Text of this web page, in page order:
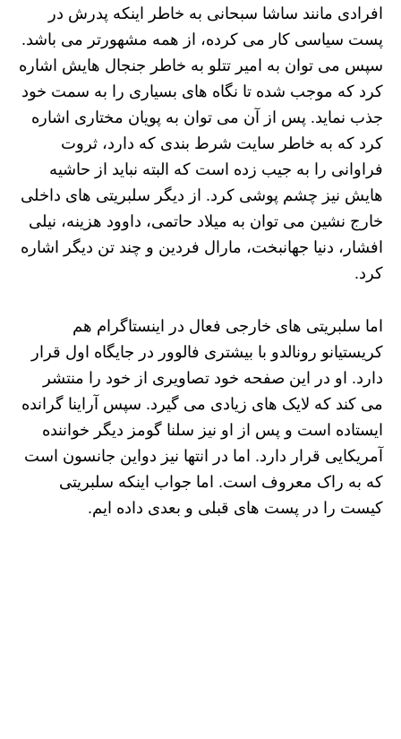
افرادی مانند ساشا سبحانی به خاطر اینکه پدرش در
پست سیاسی کار می کرده، از همه مشهورتر می باشد.
سپس می توان به امیر تتلو به خاطر جنجال هایش اشاره
کرد که موجب شده تا نگاه های بسیاری را به سمت خود
جذب نماید. پس از آن می توان به پویان مختاری اشاره
کرد که به خاطر سایت شرط بندی که دارد، ثروت
فراوانی را به جیب زده است که البته نباید از حاشیه
هایش نیز چشم پوشی کرد. از دیگر سلبریتی های داخلی
خارج نشین می توان به میلاد حاتمی، داوود هزینه، نیلی
افشار، دنیا جهانبخت، مارال فردین و چند تن دیگر اشاره
کرد.
اما سلبریتی های خارجی فعال در اینستاگرام هم
کریستیانو رونالدو با بیشتری فالوور در جایگاه اول قرار
دارد. او در این صفحه خود تصاویری از خود را منتشر
می کند که لایک های زیادی می گیرد. سپس آراینا گرانده
ایستاده است و پس از او نیز سلنا گومز دیگر خواننده
آمریکایی قرار دارد. اما در انتها نیز دواین جانسون است
که به راک معروف است. اما جواب اینکه سلبریتی
کیست را در پست های قبلی و بعدی داده ایم.